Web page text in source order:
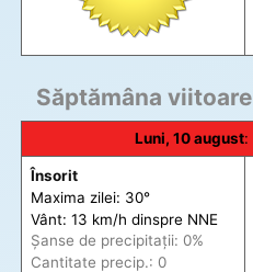
Săptămâna viitoare
Luni, 10 august:
Însorit
Maxima zilei: 30°
Vânt: 13 km/h dinspre NNE
Șanse de precipitații: 0%
Cantitate precip.: 0